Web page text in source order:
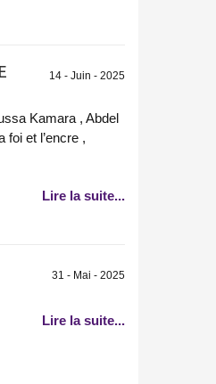
14 - Juin - 2025
Kamara , Abdel
et l’encre ,
Lire la suite...
31 - Mai - 2025
Lire la suite...